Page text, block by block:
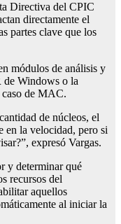
Directiva del CPIC
directamente el
partes clave que los
módulos de análisis y
Windows o la
caso de MAC.
de núcleos, el
en la velocidad, pero si
expresó Vargas.
y determinar qué
recursos del
aquellos
al iniciar la